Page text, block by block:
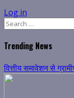
Log in
Search
Trending News
वित्तीय समावेशन से